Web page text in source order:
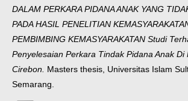
DALAM PERKARA PIDANA ANAK YANG
PADA HASIL PENELITIAN
PEMBIMBING KEMASYARAKATAN Studi
Penyelesaian Perkara Tindak Pidana Anak Di
Cirebon. Masters thesis, Universitas Islam
Semarang.